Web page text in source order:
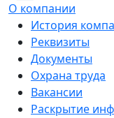
О компании
История
Реквизиты
Документы
Охрана труда
Вакансии
Раскрытие